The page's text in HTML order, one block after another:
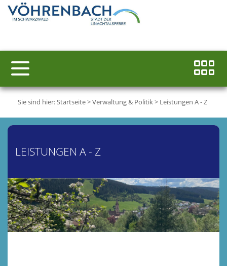
Sie sind hier:Startseite>Verwaltung & Politik> Leistungen A - Z
LEISTUNGEN A - Z